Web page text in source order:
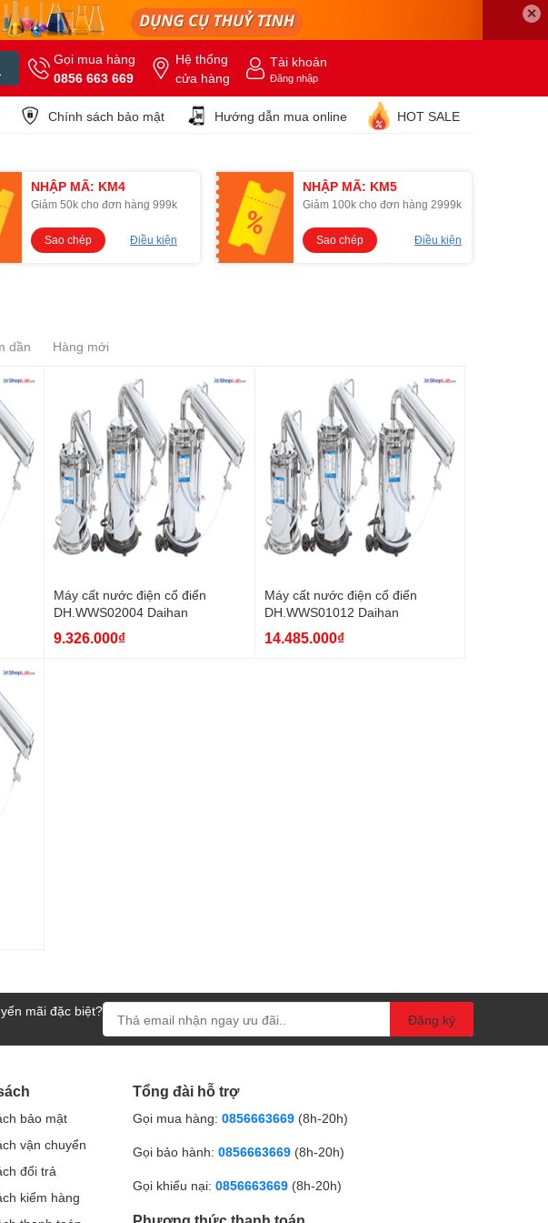
✕
Gọi mua hàng
0856 663 669
Hệ thống
cửa hàng
Tài khoản
Đăng nhập
Chính sách bảo mật Hướng dẫn mua online HOT SALE
NHẬP MÃ: KM4
Giảm 50k cho đơn hàng 999k
Sao chép Điều kiện
NHẬP MÃ: KM5
Giảm 100k cho đơn hàng 2999k
Sao chép Điều kiện
dần Hàng mới
Máy cất nước điện cổ điển
DH.WWS02004 Daihan
9.326.000₫
Máy cất nước điện cổ điển
DH.WWS01012 Daihan
14.485.000₫
mãi đặc biệt?
Đăng ký
bảo mật
vận chuyển
đổi trả
kiểm hàng
Tổng đài hỗ trợ
Gọi mua hàng: 0856663669 (8h-20h)
Gọi bảo hành: 0856663669 (8h-20h)
Gọi khiếu nại: 0856663669 (8h-20h)